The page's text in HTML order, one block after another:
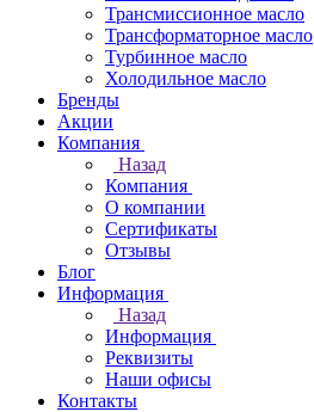
Трансмиссионное масло
Трансформаторное масло
Турбинное масло
Холодильное масло
Бренды
Акции
Компания
Назад
Компания
О компании
Сертификаты
Отзывы
Блог
Информация
Назад
Информация
Реквизиты
Наши офисы
Контакты